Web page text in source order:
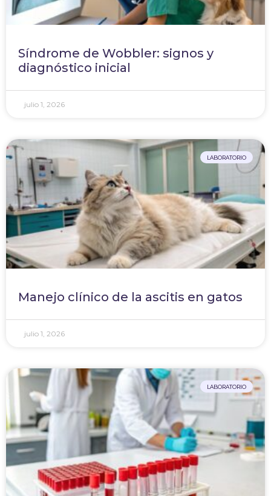
Síndrome de Wobbler: signos y
diagnóstico inicial
julio 1, 2026
LABORATORIO
Manejo clínico de la ascitis en gatos
julio 1, 2026
LABORATORIO